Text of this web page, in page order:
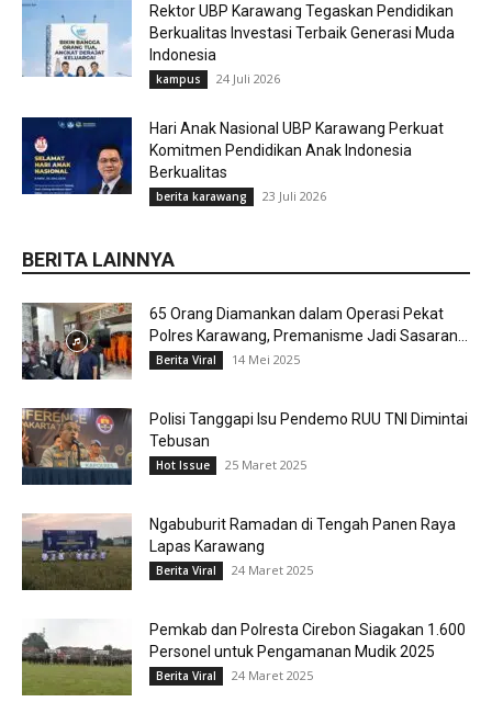
Rektor UBP Karawang Tegaskan Pendidikan
Berkualitas Investasi Terbaik Generasi Muda
Indonesia
kampus 24 Juli 2026
Hari Anak Nasional UBP Karawang Perkuat
Komitmen Pendidikan Anak Indonesia
Berkualitas
berita karawang 23 Juli 2026
BERITA LAINNYA
65 Orang Diamankan dalam Operasi Pekat
Polres Karawang, Premanisme Jadi Sasaran...
Berita Viral 14 Mei 2025
Polisi Tanggapi Isu Pendemo RUU TNI Dimintai
Tebusan
Hot Issue 25 Maret 2025
Ngabuburit Ramadan di Tengah Panen Raya
Lapas Karawang
Berita Viral 24 Maret 2025
Pemkab dan Polresta Cirebon Siagakan 1.600
Personel untuk Pengamanan Mudik 2025
Berita Viral 24 Maret 2025